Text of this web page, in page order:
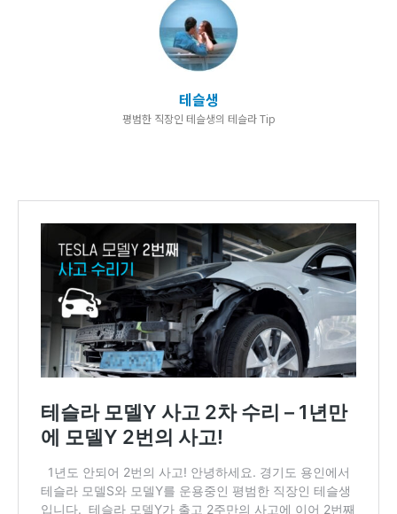
테슬생
평범한 직장인 테슬생의 테슬라 Tip